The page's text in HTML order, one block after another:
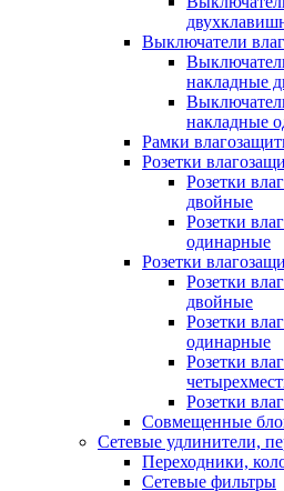
Выключатели
накладные
накладные
Рамки
Розетки
Розетки
двойные
Розетки
одинарные
Розетки
Розетки
двойные
Розетки
одинарные
Розетки
Розетки
Совмещенные
Сетевые удлинители,
Переходники,
Сетевые фильтры